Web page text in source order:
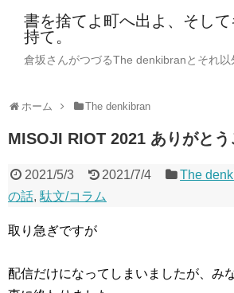
書を捨てよ町へ出よ、そして
持て。
倉坂さんがつづるThe denkibranとそれ以
ホーム The denkibran
MISOJI RIOT 2021 ありがとう
2021/5/3 2021/7/4 The
の話, 駄文/コラム
取り急ぎですが
配信だけになってしまいましたが、み